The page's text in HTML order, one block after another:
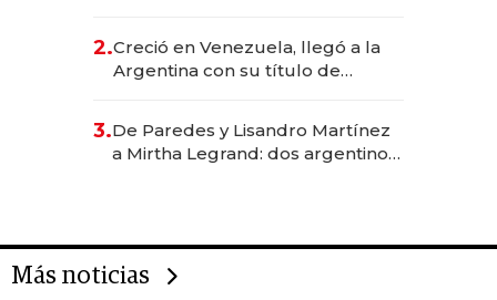
2.Creció en Venezuela, llegó a la
Argentina con su título de
las marcas "fast premium"
3.De Paredes y Lisandro Martínez
a Mirtha Legrand: dos argentinos
Más noticias